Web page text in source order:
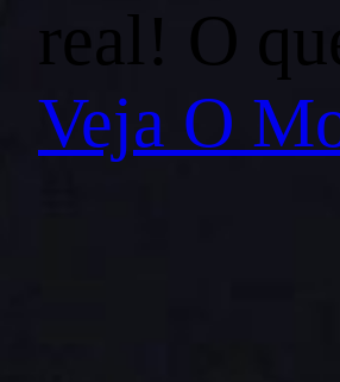
real! O
Veja O